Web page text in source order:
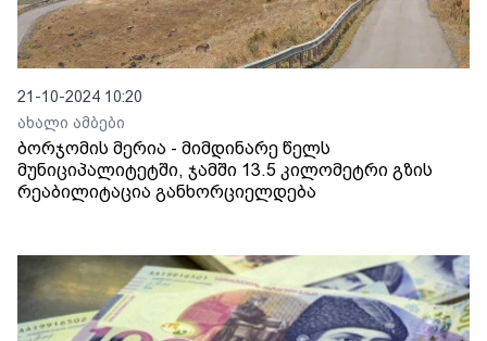
21-10-2024 10:20
ახალი ამბები
ბორჯომის მერია - მიმდინარე წელს
მუნიციპალიტეტში, ჯამში 13.5 კილომეტრი გზის
რეაბილიტაცია განხორციელდება